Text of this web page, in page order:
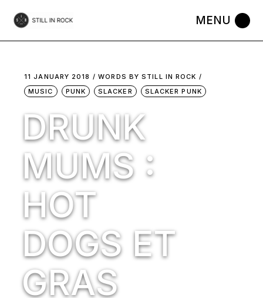
the
11 JANUARY 2018 WORDS BYSTILL IN ROCK
MUSIC
PUNK SLACKER SLACKER PUNK
DRUNK
MUMS :
HOT
DOGS ET
GRAS